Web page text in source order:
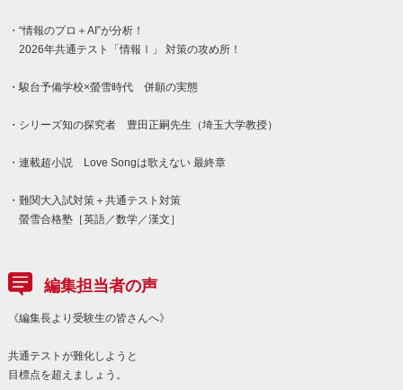
・“情報のプロ＋AI”が分析！
2026年共通テスト「情報Ⅰ」 対策の攻め所！
・駿台予備学校×螢雪時代 併願の実態
・シリーズ知の探究者 豊田正嗣先生（埼玉大学教授）
・連載超小説 Love Songは歌えない 最終章
・難関大入試対策＋共通テスト対策
螢雪合格塾［英語／数学／漢文］
編集担当者の声
《編集長より受験生の皆さんへ》
共通テストが難化しようと
目標点を超えましょう。